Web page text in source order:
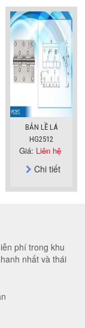
BẢN LỀ LÁ
HG2512
Giá: Liên hệ
Chi tiết
phí trong khu
nhất và thái